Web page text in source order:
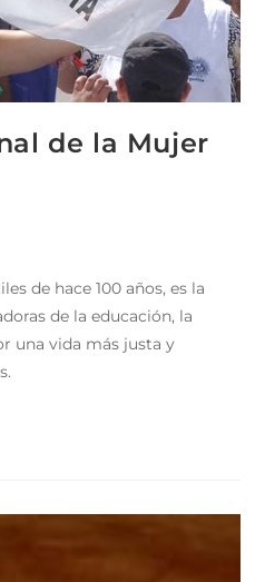
de la Mujer
de hace 100 años, es la
de la educación, la
una vida más justa y